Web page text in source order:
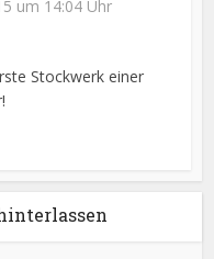
um 14:04 Uhr
Stockwerk einer